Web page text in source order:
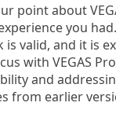
point about
you
is valid, and it is
with VEGAS
and
from earlier